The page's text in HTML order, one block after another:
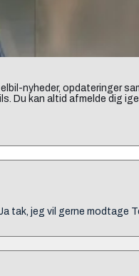
nyheder, opdateringer
Du kan altid afmelde dig
tak, jeg vil gerne modtage